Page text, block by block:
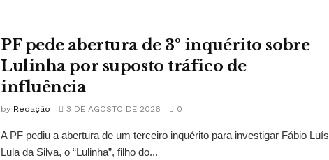
PF pede abertura de 3º inquérito sobre
Lulinha por suposto tráfico de
influência
by Redação 3 DE AGOSTO DE 2026 0
A PF pediu a abertura de um terceiro inquérito para investigar Fábio Luís
Lula da Silva, o “Lulinha”, filho do...